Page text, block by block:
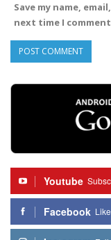
Save my name,
next time I
Youtube
Facebook